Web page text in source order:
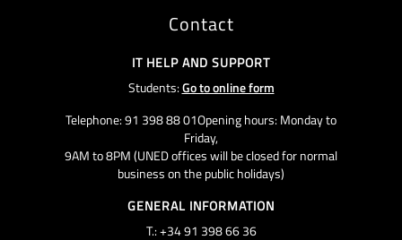
Contact
IT HELP AND SUPPORT
Students:Go to online form
Telephone: 91 398 88 01Opening hours: Monday to
Friday,
9AM to 8PM (UNED offices will be closed for normal
business on the public holidays)
GENERAL INFORMATION
T.: +34 91 398 66 36